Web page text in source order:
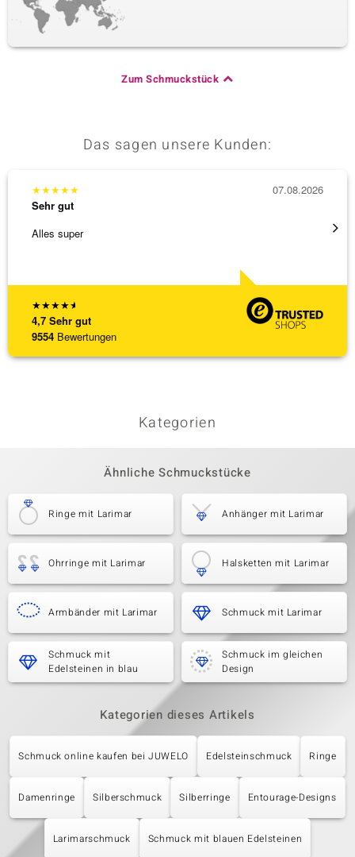
Zum Schmuckstück
Das sagen unsere Kunden:
★★★★★
4,7 Sehr gut
9554 Bewertungen
★★★★★
Sehr gut
Alles super
07.08.2026
Kategorien
Ähnliche Schmuckstücke
Ringe mit Larimar Anhänger mit Larimar
Ohrringe mit Larimar Halsketten mit Larimar
Armbänder mit Larimar Schmuck mit Larimar
Schmuck mit
Edelsteinen in blau
Schmuck im gleichen
Design
Kategorien dieses Artikels
Schmuck online kaufen bei JUWELO Edelsteinschmuck Ringe
Damenringe Silberschmuck Silberringe Entourage-Designs
Larimarschmuck Schmuck mit blauen Edelsteinen